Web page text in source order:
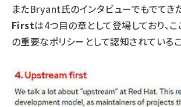
またBryant氏のインタビューでもでてき
Firstは4つ目の章として登場しており、
の重要なポリシーとして認知されている